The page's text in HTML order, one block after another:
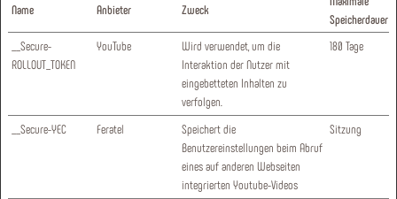
Name Anbieter Zweck
Speicherdauer
__Secure-
ROLLOUT_TOKEN
YouTube
Wird verwendet, um die
Interaktion der Nutzer mit
eingebetteten Inhalten zu
verfolgen.
180 Tage
__Secure-YEC Feratel
Speichert die
Benutzereinstellungen beim Abruf
eines auf anderen Webseiten
integrierten Youtube-Videos
Sitzung